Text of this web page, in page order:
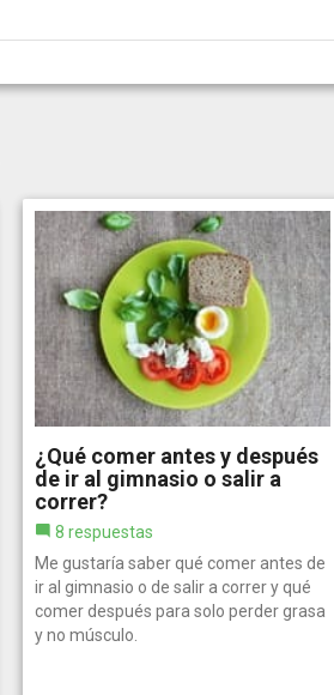
¿Qué comer antes y después
de ir al gimnasio o salir a
correr?
8 respuestas
Me gustaría saber qué comer antes de
ir al gimnasio o de salir a correr y qué
comer después para solo perder grasa
y no músculo.